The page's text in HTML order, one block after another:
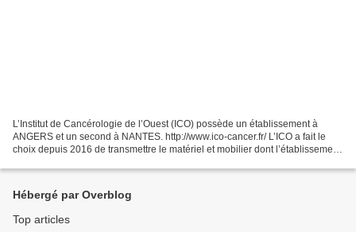
L’Institut de Cancérologie de l’Ouest (ICO) possède un établissement à
ANGERS et un second à NANTES. http://www.ico-cancer.fr/ L’ICO a fait le
choix depuis 2016 de transmettre le matériel et mobilier dont l’établissement
Hébergé par Overblog
Top articles